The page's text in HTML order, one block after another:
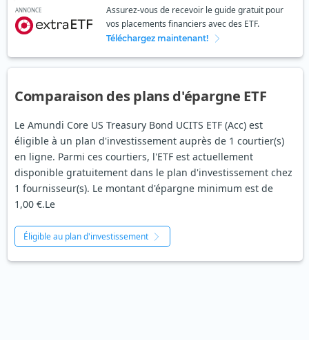
ANNONCE
Assurez-vous de recevoir le guide gratuit pour
vos placements financiers avec des ETF.
Téléchargez maintenant!
Comparaison des plans d'épargne ETF
Le Amundi Core US Treasury Bond UCITS ETF (Acc) est
éligible à un plan d'investissement auprès de 1 courtier(s)
en ligne. Parmi ces courtiers, l'ETF est actuellement
disponible gratuitement dans le plan d'investissement chez
1 fournisseur(s). Le montant d'épargne minimum est de
1,00 €.Le
Éligible au plan d'investissement